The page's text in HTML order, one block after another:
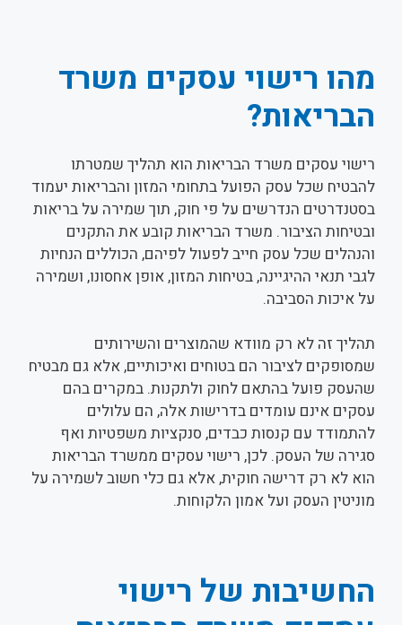
מהו רישוי עסקים משרד
הבריאות?
רישוי עסקים משרד הבריאות הוא תהליך שמטרתו
להבטיח שכל עסק הפועל בתחומי המזון והבריאות יעמוד
בסטנדרטים הנדרשים על פי חוק, תוך שמירה על בריאות
ובטיחות הציבור. משרד הבריאות קובע את התקנים
והנהלים שכל עסק חייב לפעול לפיהם, הכוללים הנחיות
לגבי תנאי ההיגיינה, בטיחות המזון, אופן אחסונו, ושמירה
על איכות הסביבה.
תהליך זה לא רק מוודא שהמוצרים והשירותים
שמסופקים לציבור הם בטוחים ואיכותיים, אלא גם מבטיח
שהעסק פועל בהתאם לחוק ולתקנות. במקרים בהם
עסקים אינם עומדים בדרישות אלה, הם עלולים
להתמודד עם קנסות כבדים, סנקציות משפטיות ואף
סגירה של העסק. לכן, רישוי עסקים ממשרד הבריאות
הוא לא רק דרישה חוקית, אלא גם כלי חשוב לשמירה על
מוניטין העסק ועל אמון הלקוחות.
החשיבות של רישוי